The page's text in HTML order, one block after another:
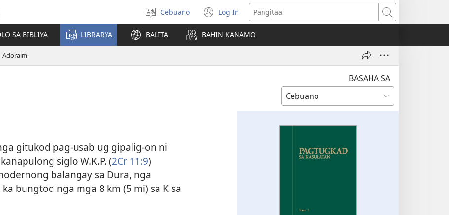
Pagpilig
pinulongan
Cebuano Log In
(mo-
open
ug
bag-
window)
Pangitaa
SA BIBLIYA LIBRARYA BALITA BAHIN KANAMO
Adoraim
BASAHA SA
gitukod pag-usab ug gipalig-on ni
siglo W.K.P. (2Cr 11:9)
balangay sa Dura, nga
bungtod nga mga 8 km (5 mi) sa K sa